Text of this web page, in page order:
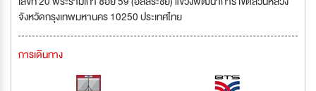
จังหวัดกรุงเทพมหานคร 10250 ประเทศไทย
การเดินทาง